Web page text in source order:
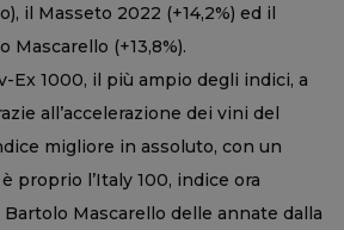
il Masseto 2022 (+14,2%) ed il
Mascarello (+13,8%).
Ex 1000, il più ampio degli indici, a
all’accelerazione dei vini del
migliore in assoluto, con un
proprio l’Italy 100, indice ora
Mascarello delle annate dalla